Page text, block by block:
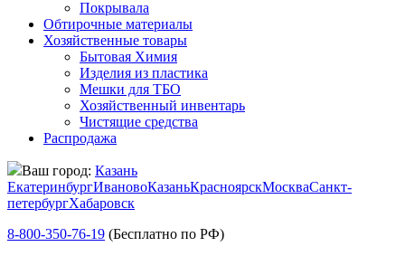
Покрывала
Обтирочные материалы
Хозяйственные товары
Бытовая Химия
Изделия из пластика
Мешки для ТБО
Хозяйственный инвентарь
Чистящие средства
Распродажа
Ваш город: Казань
ЕкатеринбургИвановоКазаньКрасноярскМоскваСанкт-
петербургХабаровск
8-800-350-76-19 (Бесплатно по РФ)